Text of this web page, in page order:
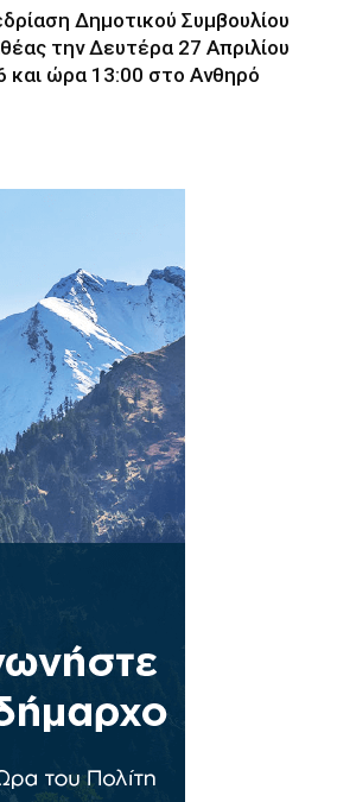
Δημοτικού Συμβουλίου
την Δευτέρα 27 Απριλίου
και ώρα 13:00 στο Ανθηρό